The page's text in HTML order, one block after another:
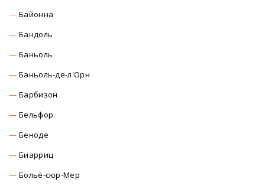
Байонна
Бандоль
Баньоль
Баньоль-де-л'Орн
Барбизон
Бельфор
Беноде
Биарриц
Больё-сюр-Мер